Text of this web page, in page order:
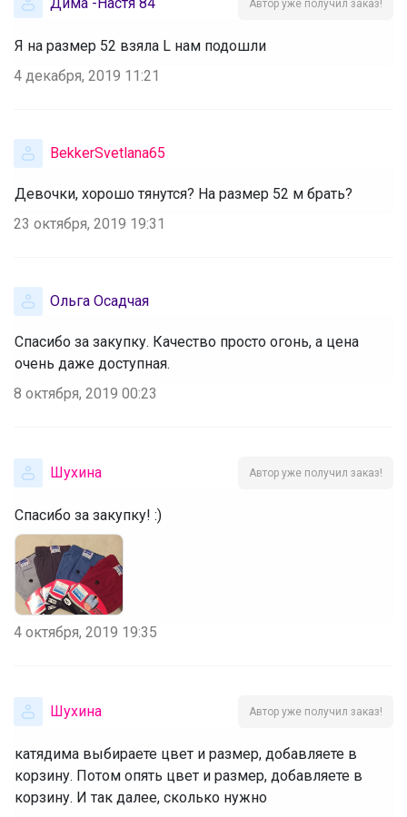
Автор уже получил заказ!
Я на размер 52 взяла L нам подошли
4 декабря, 2019 11:21
BekkerSvetlana65
Девочки, хорошо тянутся? На размер 52 м брать?
23 октября, 2019 19:31
Ольга Осадчая
Спасибо за закупку. Качество просто огонь, а цена
очень даже доступная.
8 октября, 2019 00:23
Шухина Автор уже получил заказ!
Спасибо за закупку! :)
4 октября, 2019 19:35
Шухина Автор уже получил заказ!
катядима выбираете цвет и размер, добавляете в
корзину. Потом опять цвет и размер, добавляете в
корзину. И так далее, сколько нужно